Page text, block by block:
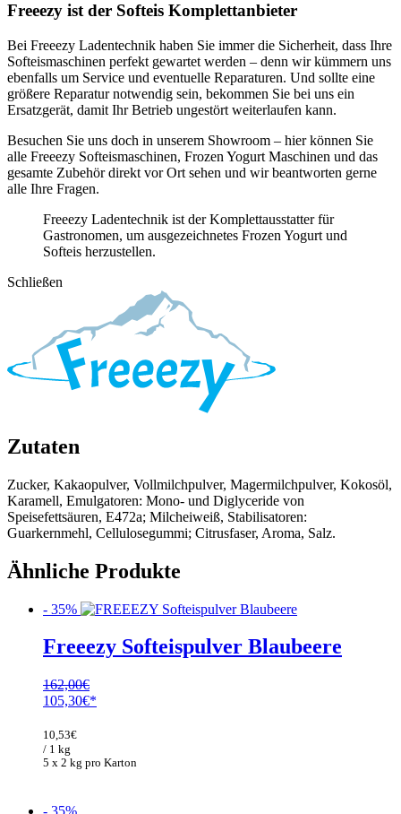
Freeezy ist der Softeis Komplettanbieter
Bei Freeezy Ladentechnik haben Sie immer die Sicherheit, dass Ihre
Softeismaschinen perfekt gewartet werden – denn wir kümmern uns
ebenfalls um Service und eventuelle Reparaturen. Und sollte eine
größere Reparatur notwendig sein, bekommen Sie bei uns ein
Ersatzgerät, damit Ihr Betrieb ungestört weiterlaufen kann.
Besuchen Sie uns doch in unserem Showroom – hier können Sie
alle Freeezy Softeismaschinen, Frozen Yogurt Maschinen und das
gesamte Zubehör direkt vor Ort sehen und wir beantworten gerne
alle Ihre Fragen.
Freeezy Ladentechnik ist der Komplettausstatter für
Gastronomen, um ausgezeichnetes Frozen Yogurt und
Softeis herzustellen.
Schließen
Zutaten
Zucker, Kakaopulver, Vollmilchpulver, Magermilchpulver, Kokosöl,
Karamell, Emulgatoren: Mono- und Diglyceride von
Speisefettsäuren, E472a; Milcheiweiß, Stabilisatoren:
Guarkernmehl, Cellulosegummi; Citrusfaser, Aroma, Salz.
Ähnliche Produkte
- 35%
Freeezy Softeispulver Blaubeere
162,00€
Ursprünglicher
war:
162,00€
105,30€
5 x 2 kg pro Karton
10,53€
/ 1 kg